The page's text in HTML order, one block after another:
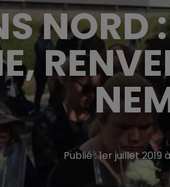
NORD
Publié : 1er juillet 2019